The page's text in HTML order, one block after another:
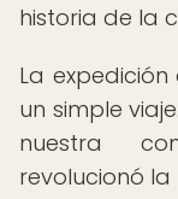
historia de la
La
un simple
nuestra
revolucionó